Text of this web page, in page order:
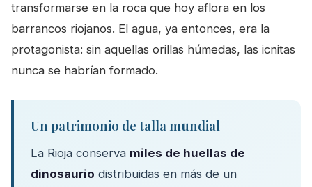
transformarse en la roca que hoy aflora en los
barrancos riojanos. El agua, ya entonces, era la
protagonista: sin aquellas orillas húmedas, las icnitas
nunca se habrían formado.
Un patrimonio de talla mundial
La Rioja conserva miles de huellas de
dinosaurio distribuidas en más de un